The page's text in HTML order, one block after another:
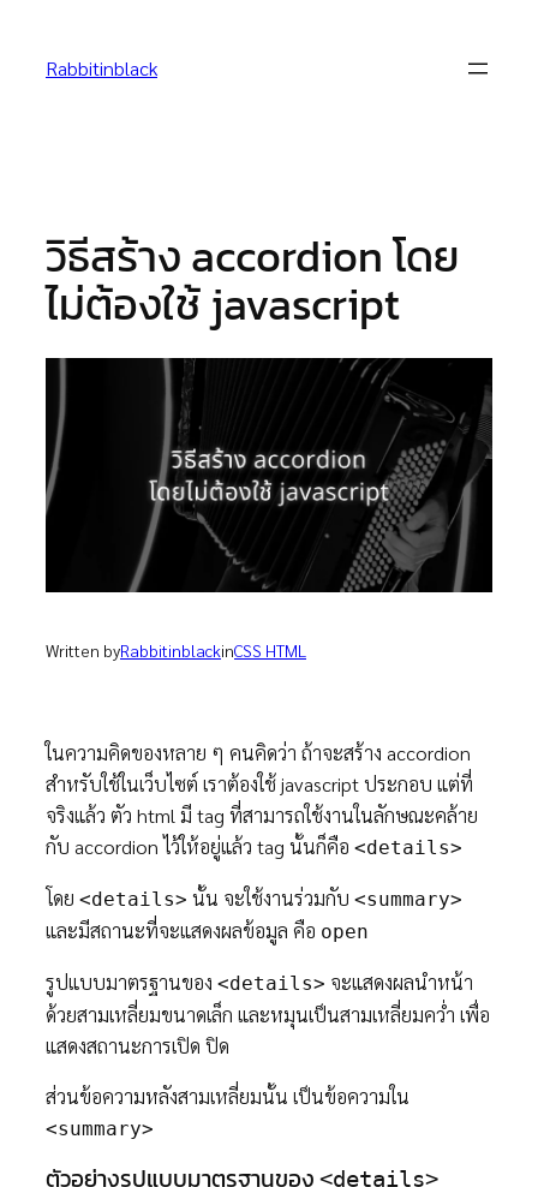
content
Rabbitinblack
วิธีสร้าง accordion โดย
ไม่ต้องใช้ javascript
Written byRabbitinblackinCSS HTML
ในความคิดของหลาย ๆ คนคิดว่า ถ้าจะสร้าง accordion
สำหรับใช้ในเว็บไซต์ เราต้องใช้ javascript ประกอบ แต่ที่
จริงแล้ว ตัว html มี tag ที่สามารถใช้งานในลักษณะคล้าย
กับ accordion ไว้ให้อยู่แล้ว tag นั้นก็คือ <details>
โดย <details> นั้น จะใช้งานร่วมกับ <summary>
และมีสถานะที่จะแสดงผลข้อมูล คือ open
รูปแบบมาตรฐานของ <details> จะแสดงผลนำหน้า
ด้วยสามเหลี่ยมขนาดเล็ก และหมุนเป็นสามเหลี่ยมคว่ำ เพื่อ
แสดงสถานะการเปิด ปิด
ส่วนข้อความหลังสามเหลี่ยมนั้น เป็นข้อความใน
<summary>
ตัวอย่างรูปแบบมาตรฐานของ <details>